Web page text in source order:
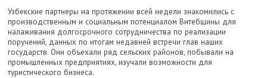
Узбекские партнеры на протяжении всей недели знакомились с
производственным и социальным потенциалом Витебщины для
налаживания долгосрочного сотрудничества по реализации
поручений, данных по итогам недавней встречи глав наших
государств. Они объехали ряд сельских районов, побывали на
промышленных предприятиях, изучали возможности для
туристического бизнеса.